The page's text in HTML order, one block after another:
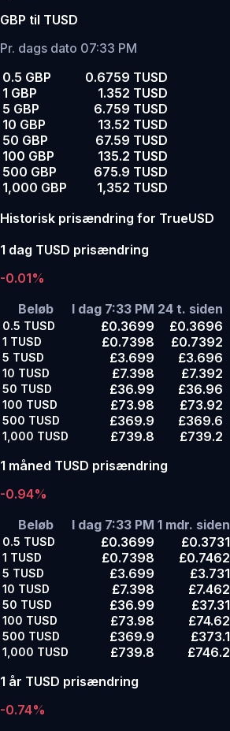
GBP til TUSD
Pr. dags dato 07:33 PM
0.5 GBP
0.6759 TUSD
1 GBP
1.352 TUSD
5 GBP
6.759 TUSD
10 GBP
13.52 TUSD
50 GBP
67.59 TUSD
100 GBP
135.2 TUSD
500 GBP
675.9 TUSD
1,000 GBP
1,352 TUSD
Historisk prisændring for TrueUSD
1 dag TUSD prisændring
-0.01%
Beløb
I dag 7:33 PM 24 t. siden
0.5 TUSD £0.3699 £0.3696
1 TUSD £0.7398 £0.7392
5 TUSD £3.699 £3.696
10 TUSD £7.398 £7.392
50 TUSD £36.99 £36.96
100 TUSD £73.98 £73.92
500 TUSD £369.9 £369.6
1,000 TUSD £739.8
£739.2
1 måned TUSD prisændring
-0.94%
Beløb
I dag 7:33 PM 1 mdr. siden
0.5 TUSD £0.3699 £0.3731
1 TUSD £0.7398 £0.7462
5 TUSD £3.699 £3.731
10 TUSD £7.398 £7.462
50 TUSD £36.99 £37.31
100 TUSD £73.98 £74.62
500 TUSD £369.9 £373.1
1,000 TUSD £739.8
£746.2
1 år TUSD prisændring
-0.74%